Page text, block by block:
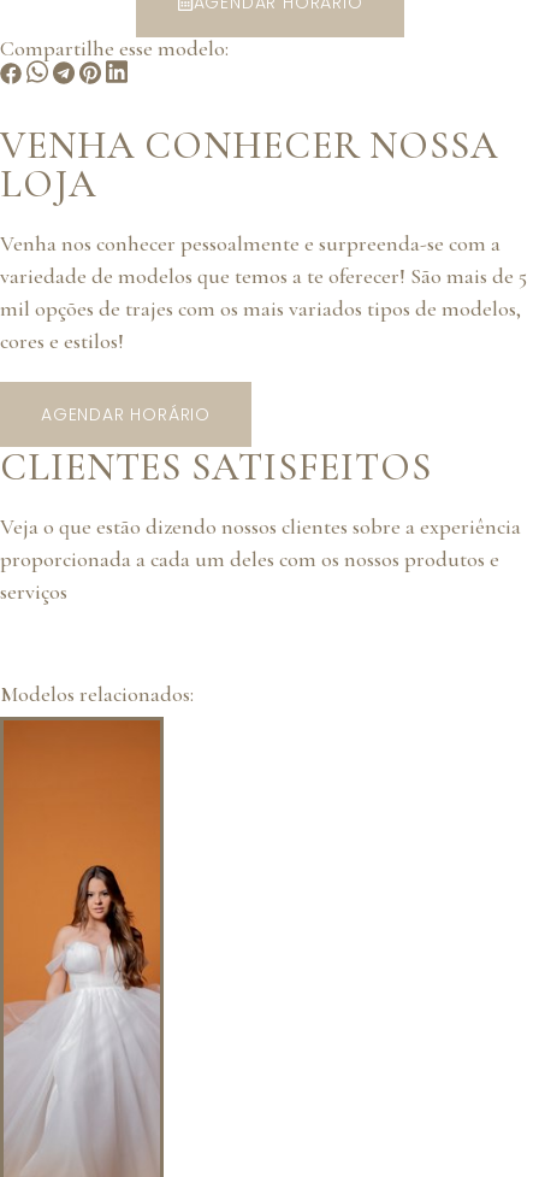
Compartilhe esse modelo:
VENHA CONHECER NOSSA
LOJA
Venha nos conhecer pessoalmente e surpreenda-se com a
variedade de modelos que temos a te oferecer! São mais de 5
mil opções de trajes com os mais variados tipos de modelos,
cores e estilos!
AGENDAR HORÁRIO
CLIENTES SATISFEITOS
Veja o que estão dizendo nossos clientes sobre a experiência
proporcionada a cada um deles com os nossos produtos e
serviços
Modelos relacionados: